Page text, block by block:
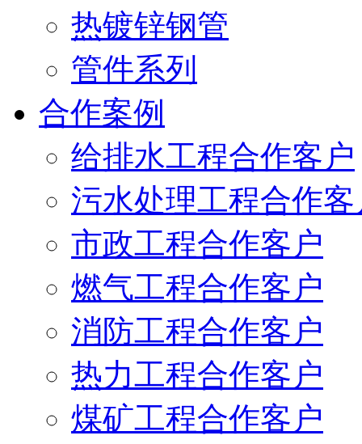
热镀锌钢管
管件系列
合作案例
给排水工程合作客户
污水处理工程合作客
市政工程合作客户
燃气工程合作客户
消防工程合作客户
热力工程合作客户
煤矿工程合作客户